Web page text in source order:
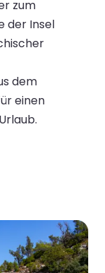
zum
der Insel
dem
einen